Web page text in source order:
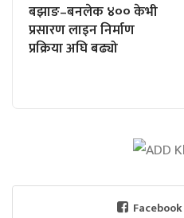
बझाङ–बनलेक ४०० केभी
प्रसारण लाइन निर्माण
प्रक्रिया अघि बढ्यो